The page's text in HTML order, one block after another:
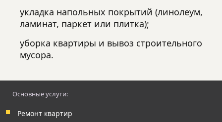
укладка напольных покрытий (линолеум,
ламинат, паркет или плитка);
уборка квартиры и вывоз строительного
мусора.
Основные услуги:
Ремонт квартир